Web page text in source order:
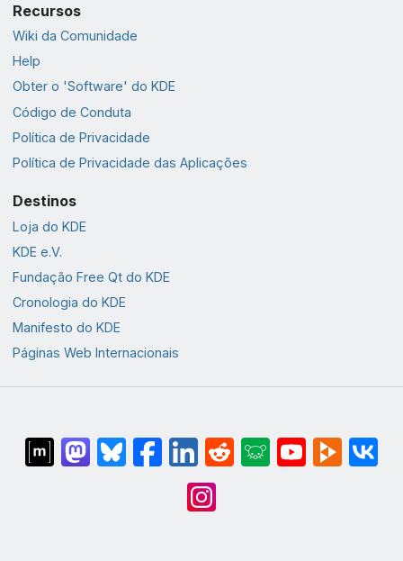
Recursos
Wiki da Comunidade
Help
Obter o 'Software' do KDE
Código de Conduta
Política de Privacidade
Política de Privacidade das Aplicações
Destinos
Loja do KDE
KDE e.V.
Fundação Free Qt do KDE
Cronologia do KDE
Manifesto do KDE
Páginas Web Internacionais